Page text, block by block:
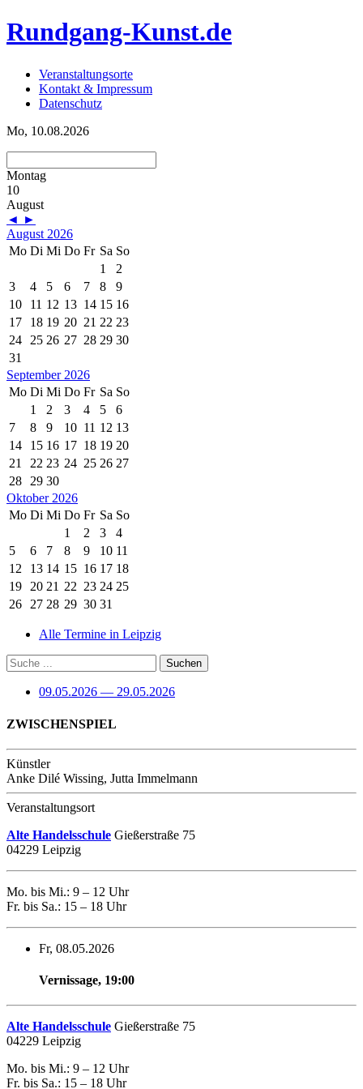
Rundgang-Kunst.de
Veranstaltungsorte
Kontakt & Impressum
Datenschutz
Mo, 10.08.2026
Montag
10
August
◄ ►
August 2026
Mo Di Mi Do Fr Sa So
1
2
3
4 5 6 7 8
9
10
11 12 13 14 15 16
17
18 19 20 21 22 23
24 25 26 27 28 29 30
31
September 2026
Mo Di Mi Do Fr Sa So
1
2 3 4 5
6
7
8 9 10 11 12 13
14
15 16 17 18 19 20
21
22 23 24 25 26 27
28 29 30
Oktober 2026
Mo Di Mi Do Fr Sa So
1
2 3
4
5
6 7 8 9 10 11
12
13 14 15 16 17 18
19 20 21 22 23 24 25
26 27 28 29 30 31
Alle Termine in Leipzig
09.05.2026 — 29.05.2026
ZWISCHENSPIEL
Künstler
Anke Dilé Wissing, Jutta Immelmann
Veranstaltungsort
Alte Handelsschule Gießerstraße 75
04229 Leipzig
Mo. bis Mi.: 9 – 12 Uhr
Fr. bis Sa.: 15 – 18 Uhr
Fr, 08.05.2026
Vernissage, 19:00
Alte Handelsschule Gießerstraße 75
04229 Leipzig
Mo. bis Mi.: 9 – 12 Uhr
Fr. bis Sa.: 15 – 18 Uhr